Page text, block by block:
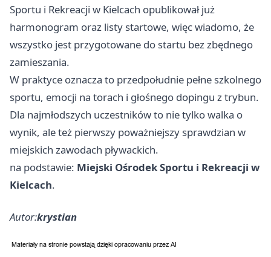
Sportu i Rekreacji w Kielcach opublikował już
harmonogram oraz listy startowe, więc wiadomo, że
wszystko jest przygotowane do startu bez zbędnego
zamieszania.
W praktyce oznacza to przedpołudnie pełne szkolnego
sportu, emocji na torach i głośnego dopingu z trybun.
Dla najmłodszych uczestników to nie tylko walka o
wynik, ale też pierwszy poważniejszy sprawdzian w
miejskich zawodach pływackich.
na podstawie: Miejski Ośrodek Sportu i Rekreacji w
Kielcach.
Autor:krystian